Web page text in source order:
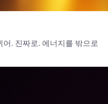
. 진짜로. 에너지를 밖으로